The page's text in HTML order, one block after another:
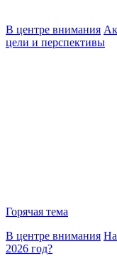
В центре внимания
цели и перспективы
Горячая тема
В центре внимания
2026 год?